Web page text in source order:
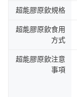
超能膠原飲規格
超能膠原飲食用
方式
超能膠原飲注意
事項